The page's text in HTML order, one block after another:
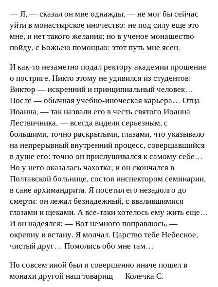
— Я, — сказал он мне однажды, — не мог бы сейчас
уйти в монастырское иночество: не под силу еще это
мне, и нет такого желания; но в ученое монашество
пойду, с Божьею помощью: этот путь мне ясен.
И как-то незаметно подал ректору академии прошение
о постриге. Никто этому не удивился из студентов:
Виктор — искренний и принципиальный человек…
После — обычная учебно-иноческая карьера… Отца
Иоанна, — так назвалиего в честь святого Иоанна
Лествичника, — всегда видели серьезным, с
большими, точно раскрытыми, глазами, что указывало
на непрерывный внутренний процесс, совершавшийся
в душе его: точно он прислушивался к самому себе…
Но у него оказалась чахотка; и он скончался в
Полтавской больнице, состоя инспектором семинарии,
в сане архимандрита. Я посетил его незадолго до
смерти: он лежал безнадежный, с ввалившимися
глазами и щеками. А все-таки хотелось ему жить еще…
И он надеялся: —Вот немного поправлюсь, —
окрепну и встану. Я молчал. Царство тебе Небесное,
чистый друг… Помолись обо мне там…
Но совсем иной был и совершенно иначе пошел в
монахи другой наш товарищ — Колечка С.